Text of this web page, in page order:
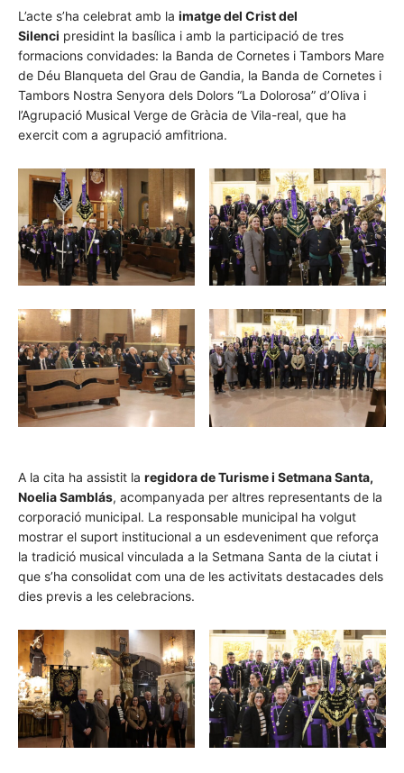
L’acte s’ha celebrat amb la imatge del Crist del
Silenci presidint la basílica i amb la participació de tres
formacions convidades: la Banda de Cornetes i Tambors Mare
de Déu Blanqueta del Grau de Gandia, la Banda de Cornetes i
Tambors Nostra Senyora dels Dolors “La Dolorosa” d’Oliva i
l’Agrupació Musical Verge de Gràcia de Vila-real, que ha
exercit com a agrupació amfitriona.
A la cita ha assistit la regidora de Turisme i Setmana Santa,
Noelia Samblás, acompanyada per altres representants de la
corporació municipal. La responsable municipal ha volgut
mostrar el suport institucional a un esdeveniment que reforça
la tradició musical vinculada a la Setmana Santa de la ciutat i
que s’ha consolidat com una de les activitats destacades dels
dies previs a les celebracions.